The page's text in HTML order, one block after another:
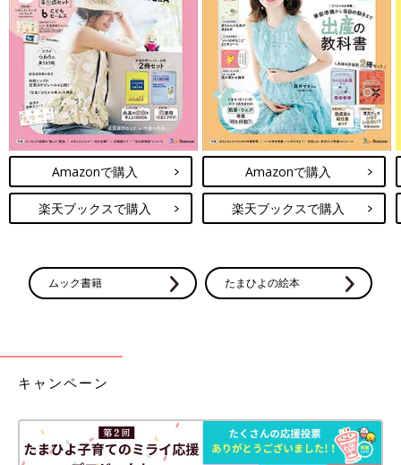
Amazonで購入
楽天ブックスで購入
Amazonで購入
楽天ブックスで購入
ムック書籍 たまひよの絵本
キャンペーン